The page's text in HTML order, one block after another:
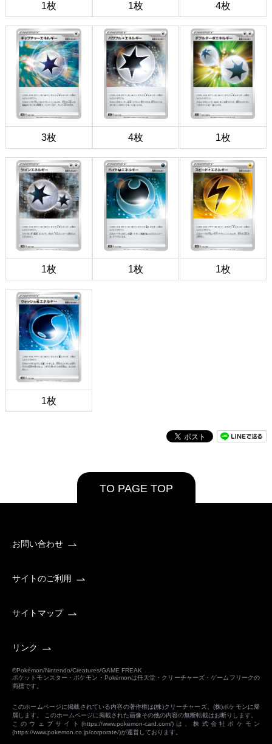
1枚 1枚 4枚
3枚 4枚 1枚
1枚 1枚 1枚
1枚
TO PAGE TOP
お問い合わせ
サイトのご利用
サイトマップ
リンク
©Pokémon/Nintendo/Creatures/GAME FREAK
ポケットモンスター・ポケモン・Pokémonは任天堂・クリーチャーズ・ゲームフリークの
商標です。
このホームページに掲載されている内容の著作権は(株)クリーチャーズ、(株)ポケモンに帰
属します。 このホームページに掲載された画像その他の内容の無断転載はお断りします。
このウェブサイト(https://www.pokemon-card.com/)は、株式会社ポケモン
(https://www.pokemon.co.jp/corporate/)が運営しております。